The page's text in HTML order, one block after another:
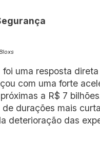
uma resposta
com uma forte
a R$ 7
durações mais
deterioração das